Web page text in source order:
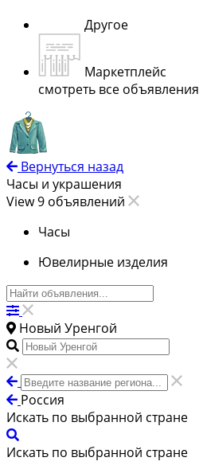
Другое
Маркетплейс
смотреть все объявления
Вернуться назад
Часы и украшения
View 9 объявлений
Часы
Ювелирные изделия
Новый Уренгой
Россия
Искать по выбранной стране
Искать по выбранной стране